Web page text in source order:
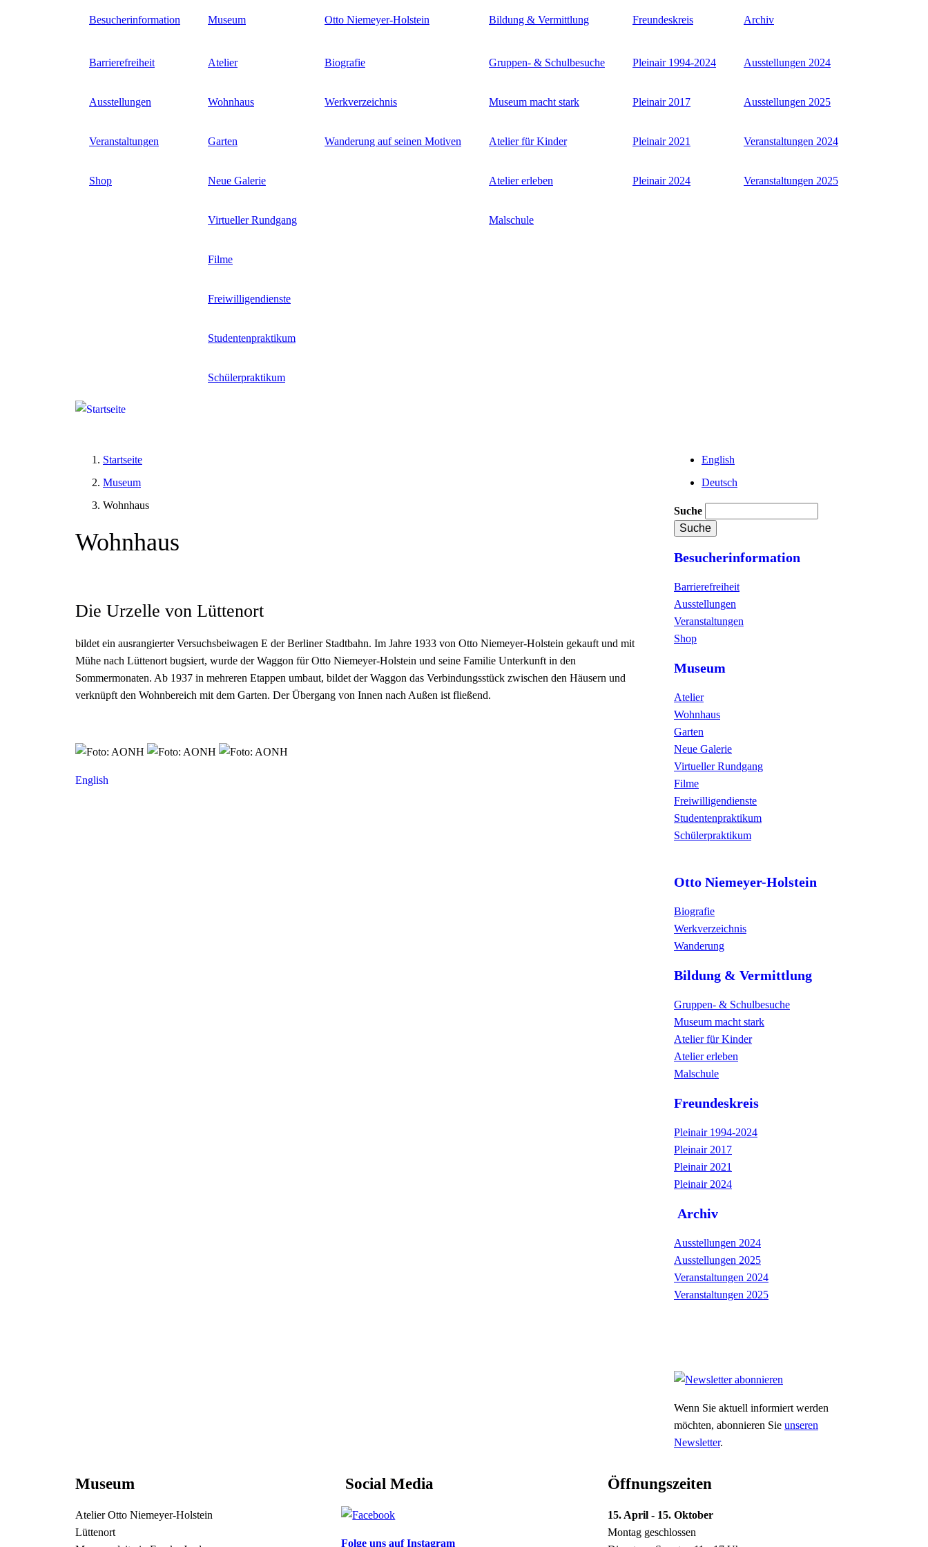
Besucherinformation
Barrierefreiheit
Ausstellungen
Veranstaltungen
Shop
Museum
Atelier
Wohnhaus
Garten
Neue Galerie
Virtueller Rundgang
Filme
Freiwilligendienste
Studentenpraktikum
Schülerpraktikum
Otto Niemeyer-Holstein
Biografie
Werkverzeichnis
Wanderung auf seinen Motiven
Bildung & Vermittlung
Gruppen- & Schulbesuche
Museum macht stark
Atelier für Kinder
Atelier erleben
Malschule
Freundeskreis
Pleinair 1994-2024
Pleinair 2017
Pleinair 2021
Pleinair 2024
Archiv
Ausstellungen 2024
Ausstellungen 2025
Veranstaltungen 2024
Veranstaltungen 2025
Startseite
Museum
Wohnhaus
Wohnhaus
Die Urzelle von Lüttenort
bildet ein ausrangierter Versuchsbeiwagen E der Berliner Stadtbahn. Im Jahre 1933 von Otto Niemeyer-Holstein gekauft und mit
Mühe nach Lüttenort bugsiert, wurde der Waggon für Otto Niemeyer-Holstein und seine Familie Unterkunft in den
Sommermonaten. Ab 1937 in mehreren Etappen umbaut, bildet der Waggon das Verbindungsstück zwischen den Häusern und
verknüpft den Wohnbereich mit dem Garten. Der Übergang von Innen nach Außen ist fließend.
English
English
Deutsch
Suche
Besucherinformation
Barrierefreiheit
Ausstellungen
Veranstaltungen
Shop
Museum
Atelier
Wohnhaus
Garten
Neue Galerie
Virtueller Rundgang
Filme
Freiwilligendienste
Studentenpraktikum
Schülerpraktikum
Otto Niemeyer-Holstein
Biografie
Werkverzeichnis
Wanderung
Bildung & Vermittlung
Gruppen- & Schulbesuche
Museum macht stark
Atelier für Kinder
Atelier erleben
Malschule
Freundeskreis
Pleinair 1994-2024
Pleinair 2017
Pleinair 2021
Pleinair 2024
Archiv
Ausstellungen 2024
Ausstellungen 2025
Veranstaltungen 2024
Veranstaltungen 2025
Wenn Sie aktuell informiert werden
möchten, abonnieren Sie unseren
Newsletter.
Museum
Atelier Otto Niemeyer-Holstein
Lüttenort
Social Media
Folge uns auf Instagram
Öffnungszeiten
15. April - 15. Oktober
Montag geschlossen